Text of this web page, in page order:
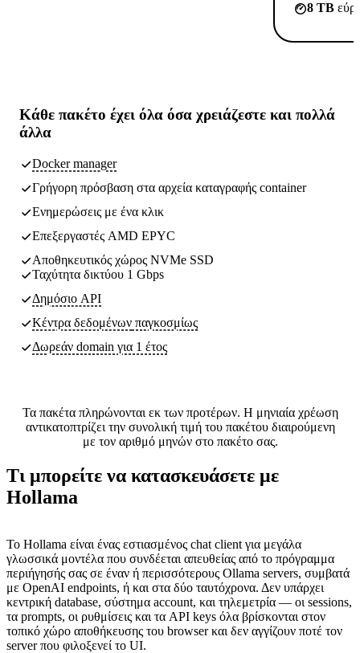
8 TB
Κάθε πακέτο έχει όλα όσα χρειάζεστε και πολλά
άλλα
Docker manager
Γρήγορη πρόσβαση στα αρχεία καταγραφής container
Ενημερώσεις με ένα κλικ
Επεξεργαστές AMD EPYC
Αποθηκευτικός χώρος NVMe SSD
Ταχύτητα δικτύου 1 Gbps
Δημόσιο API
Κέντρα δεδομένων παγκοσμίως
Δωρεάν domain για 1 έτος
Τα πακέτα πληρώνονται εκ των προτέρων. Η μηνιαία χρέωση
αντικατοπτρίζει την συνολική τιμή του πακέτου διαιρούμενη
με τον αριθμό μηνών στο πακέτο σας.
Τι μπορείτε να κατασκευάσετε με
Hollama
Το Hollama είναι ένας εστιασμένος chat client για μεγάλα
γλωσσικά μοντέλα που συνδέεται απευθείας από το πρόγραμμα
περιήγησής σας σε έναν ή περισσότερους Ollama servers, συμβατά
με OpenAI endpoints, ή και στα δύο ταυτόχρονα. Δεν υπάρχει
κεντρική database, σύστημα account, και τηλεμετρία — οι sessions,
τα prompts, οι ρυθμίσεις και τα API keys όλα βρίσκονται στον
τοπικό χώρο αποθήκευσης του browser και δεν αγγίζουν ποτέ τον
server που φιλοξενεί το UI.